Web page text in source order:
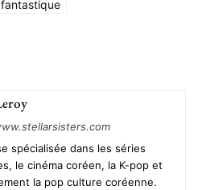
fantastique
spécialisée dans les séries
le cinéma coréen, la K-pop et
la pop culture coréenne.